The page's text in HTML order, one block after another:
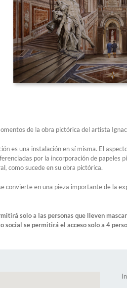
de la obra pictórica del artista
es una instalación en sí misma. El
por la incorporación de
como sucede en su obra pictórica.
convierte en una pieza importante de la
solo a las personas que lleven
se permitirá el acceso solo a 4